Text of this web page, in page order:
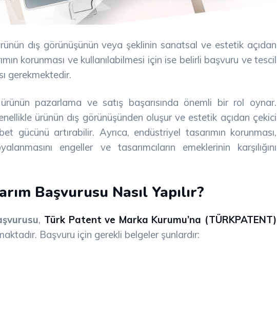
dış görünüşünün veya şeklinin sanatsal ve estetik açıdan
korunması ve kullanılabilmesi için ise belirli başvuru ve tescil
gerekmektedir.
pazarlama ve satış başarısında önemli bir rol oynar.
ürünün dış görünüşünden oluşur ve estetik açıdan çekici
gücünü artırabilir. Ayrıca, endüstriyel tasarımın korunması,
engeller ve tasarımcıların emeklerinin karşılığını
Başvurusu Nasıl Yapılır?
, Türk Patent ve Marka Kurumu’na (TÜRKPATENT)
Başvuru için gerekli belgeler şunlardır: